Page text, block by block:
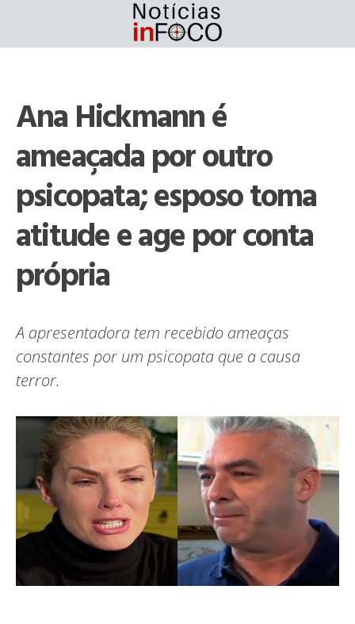
content
Ana Hickmann é
ameaçada por outro
psicopata; esposo toma
atitude e age por conta
própria
A apresentadora tem recebido ameaças
constantes por um psicopata que a causa
terror.